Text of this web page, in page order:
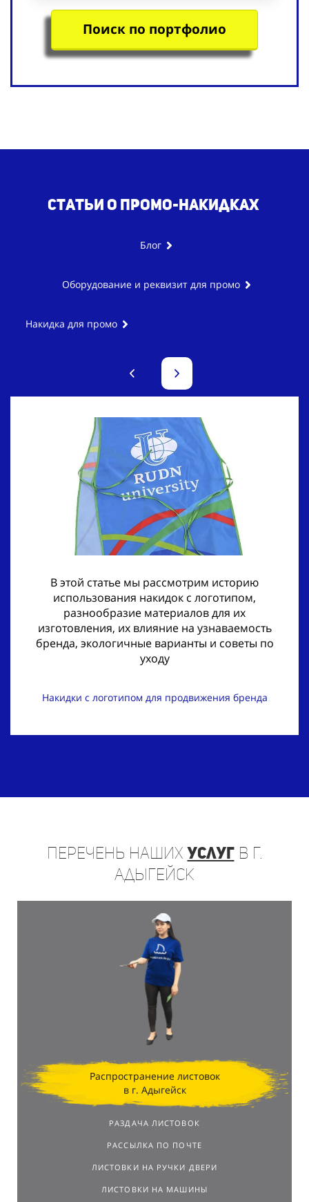
Поиск по портфолио
Статьи о промо-накидках
Блог
Оборудование и реквизит для промо
Накидка для промо
В этой статье мы рассмотрим историю
использования накидок с логотипом,
разнообразие материалов для их
изготовления, их влияние на узнаваемость
бренда, экологичные варианты и советы по
уходу
Накидки с логотипом для продвижения бренда
Перечень нашихуслугв г.
Адыгейск
Распространение листовок
в г. Адыгейск
РАЗДАЧА ЛИСТОВОК
РАССЫЛКА ПО ПОЧТЕ
ЛИСТОВКИ НА РУЧКИ ДВЕРИ
ЛИСТОВКИ НА МАШИНЫ